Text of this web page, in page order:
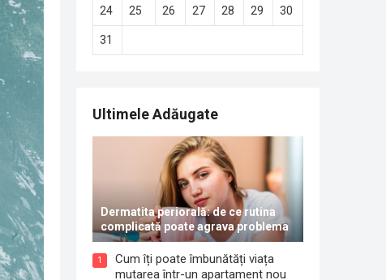
24 25 26 27 28 29 30
31
Ultimele Adăugate
Dermatita periorală: de ce rutina
complicată poate agrava problema
1
Cum îți poate îmbunătăți viața
mutarea într-un apartament nou